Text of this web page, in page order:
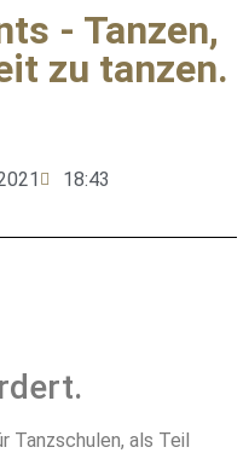
- Tanzen,
zu tanzen.
18:43
Tanzschulen, als Teil